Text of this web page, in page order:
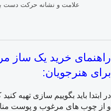
علامت و نشانه حرکت دست
راهنمای خرید یک ساز
برای هنرجویان:
در ابتدا باید بگوییم سازی تهیه
و از چوب های مرغوب و پوست